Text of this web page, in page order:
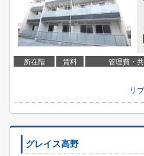
所在階 賃料 管理費・
リ
グレイス高野